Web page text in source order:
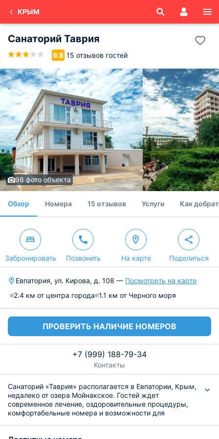
КРЫМ
Санаторий Таврия
9.8 15 отзывов гостей
98 фото объекта
Обзор Номера 15 отзывов Услуги Как
Забронировать Позвонить На карте Поделиться
Евпатория, ул. Кирова, д. 108 — Посмотреть на карте
2.4 км от центра города 1.1 км от Черного моря
ПРОВЕРИТЬ НАЛИЧИЕ НОМЕРОВ
+7 (999) 188-79-34
Контакты
Санаторий «Таврия» располагается в Евпатории, Крым,
недалеко от озера Мойнакское. Гостей ждет
современное лечение, оздоровительные процедуры,
комфортабельные номера и возможности для